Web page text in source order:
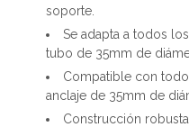
soporte.
Se adapta a todos
tubo de 35mm de
Compatible con
anclaje de 35mm de
Construcción